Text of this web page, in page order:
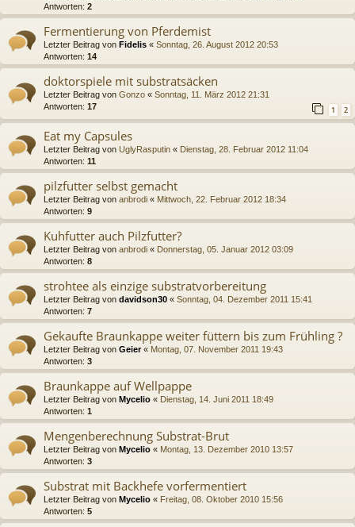
Antworten: 2
Fermentierung von Pferdemist
Letzter Beitrag von Fidelis « Sonntag, 26. August 2012 20:53
Antworten: 14
doktorspiele mit substratsäcken
Letzter Beitrag von Gonzo « Sonntag, 11. März 2012 21:31
Antworten: 17 1 2
Eat my Capsules
Letzter Beitrag von UglyRasputin « Dienstag, 28. Februar 2012 11:04
Antworten: 11
pilzfutter selbst gemacht
Letzter Beitrag von anbrodi « Mittwoch, 22. Februar 2012 18:34
Antworten: 9
Kuhfutter auch Pilzfutter?
Letzter Beitrag von anbrodi « Donnerstag, 05. Januar 2012 03:09
Antworten: 8
strohtee als einzige substratvorbereitung
Letzter Beitrag von davidson30 « Sonntag, 04. Dezember 2011 15:41
Antworten: 7
Gekaufte Braunkappe weiter füttern bis zum Frühling ?
Letzter Beitrag von Geier« Montag, 07. November 2011 19:43
Antworten: 3
Braunkappe auf Wellpappe
Letzter Beitrag von Mycelio « Dienstag, 14. Juni 2011 18:49
Antworten: 1
Mengenberechnung Substrat-Brut
Letzter Beitrag von Mycelio « Montag, 13. Dezember 2010 13:57
Antworten: 3
Substrat mit Backhefe vorfermentiert
Letzter Beitrag von Mycelio « Freitag, 08. Oktober 2010 15:56
Antworten: 5